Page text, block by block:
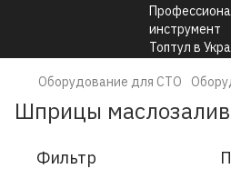
Оборудование для СТО
Шприцы
Фильтр